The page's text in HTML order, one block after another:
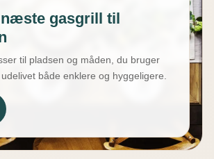
gasgrill til
til pladsen og måden, du bruger
både enklere og hyggeligere.